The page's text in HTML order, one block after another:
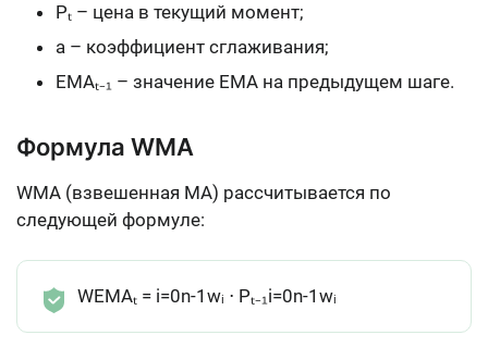
Pₜ – цена в текущий момент;
a – коэффициент сглаживания;
EMAₜ₋₁ – значение EMA на предыдущем шаге.
Формула WMA
WMA (взвешенная MA) рассчитывается по
следующей формуле:
WEMAₜ = i=0n-1wᵢ ⋅ Pₜ₋₁i=0n-1wᵢ